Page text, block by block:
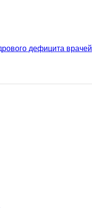
дефицита врачей